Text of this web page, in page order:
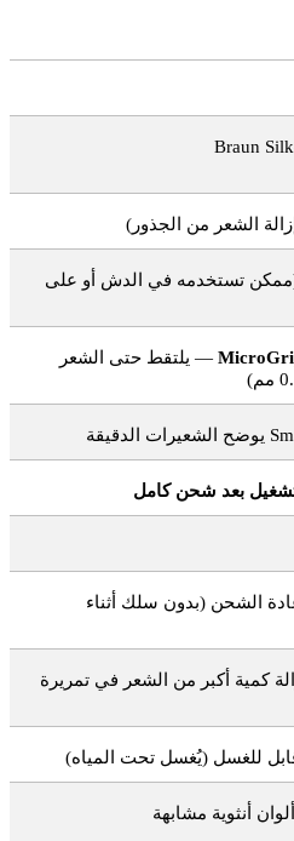
Braun
الشعر من الجذور)
ممكن تستخدمه في الدش أو على
— يلتقط حتى الشعر
يوضح الشعيرات الدقيقة
بعد شحن كامل
الشحن (بدون سلك أثناء
كمية أكبر من الشعر في تمريرة
للغسل (يُغسل تحت المياه)
أنثوية مشابهة